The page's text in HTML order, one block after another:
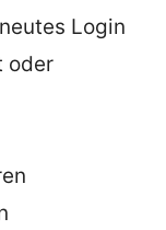
Login
oder